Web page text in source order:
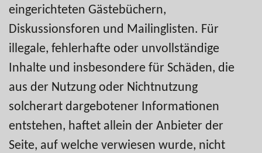
eingerichteten Gästebüchern,
Diskussionsforen und Mailinglisten. Für
illegale, fehlerhafte oder unvollständige
Inhalte und insbesondere für Schäden, die
aus der Nutzung oder Nichtnutzung
solcherart dargebotener Informationen
entstehen, haftet allein der Anbieter der
Seite, auf welche verwiesen wurde, nicht